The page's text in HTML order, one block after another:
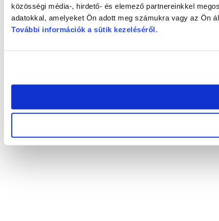
közösségi média-, hirdető- és elemező partnereinkkel
adatokkal, amelyeket Ön adott meg számukra vagy az Ön
További információk a sütik kezeléséről.